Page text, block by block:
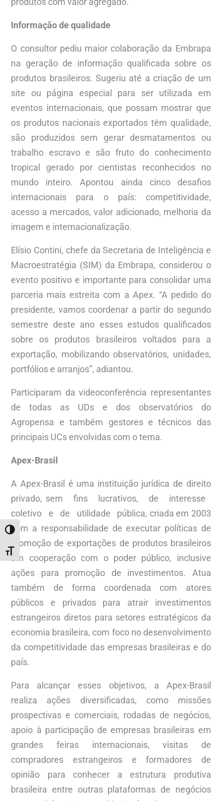
ALTERNAR ALTO CONTRASTE
ALTERNAR TAMANHO DA FONTE
Informação de qualidade
O consultor pediu maior colaboração da Embrapa
na geração de informação qualificada sobre os
produtos brasileiros. Sugeriu até a criação de um
site ou página especial para ser utilizada em
eventos internacionais, que possam mostrar que
os produtos nacionais exportados têm qualidade,
são produzidos sem gerar desmatamentos ou
trabalho escravo e são fruto do conhecimento
tropical gerado por cientistas reconhecidos no
mundo inteiro. Apontou ainda cinco desafios
internacionais para o país: competitividade,
acesso a mercados, valor adicionado, melhoria da
imagem e internacionalização.
Elísio Contini, chefe da Secretaria de Inteligência e
Macroestratégia (SIM) da Embrapa, considerou o
evento positivo e importante para consolidar uma
parceria mais estreita com a Apex. “A pedido do
presidente, vamos coordenar a partir do segundo
semestre deste ano esses estudos qualificados
sobre os produtos brasileiros voltados para a
exportação, mobilizando observatórios, unidades,
portfólios e arranjos”, adiantou.
Participaram da videoconferência representantes
de todas as UDs e dos observatórios do
Agropensa e também gestores e técnicos das
principais UCs envolvidas com o tema.
Apex-Brasil
A Apex-Brasil é uma instituição jurídica de direito
privado, sem fins lucrativos, de interesse
coletivo e de utilidade pública, criada em 2003
com a responsabilidade de executar políticas de
promoção de exportações de produtos brasileiros
em cooperação com o poder público, inclusive
ações para promoção de investimentos. Atua
também de forma coordenada com atores
públicos e privados para atrair investimentos
estrangeiros diretos para setores estratégicos da
economia brasileira, com foco no desenvolvimento
da competitividade das empresas brasileiras e do
país.
Para alcançar esses objetivos, a Apex-Brasil
realiza ações diversificadas, como missões
prospectivas e comerciais, rodadas de negócios,
apoio à participação de empresas brasileiras em
grandes feiras internacionais, visitas de
compradores estrangeiros e formadores de
opinião para conhecer a estrutura produtiva
brasileira entre outras plataformas de negócios